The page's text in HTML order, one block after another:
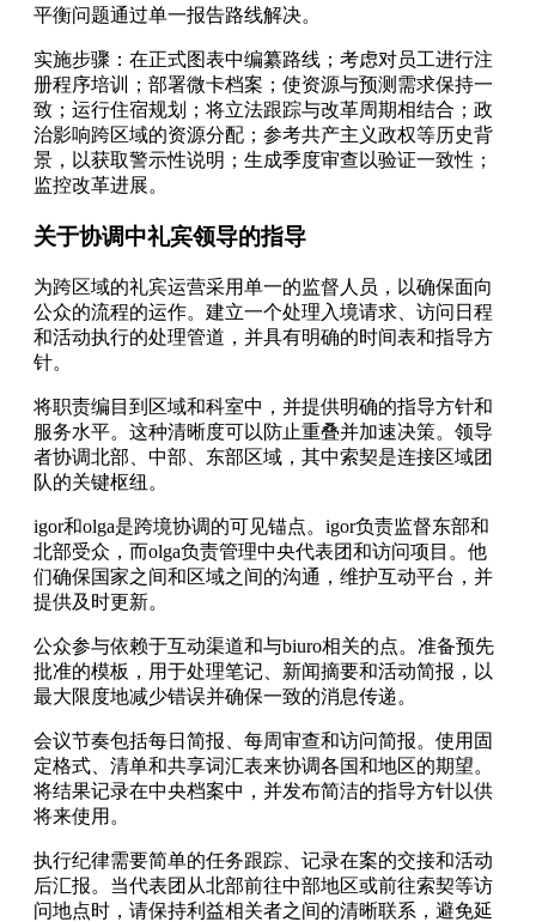
平衡问题通过单一报告路线解决。
实施步骤：在正式图表中编纂路线；考虑对员工进行注
册程序培训；部署微卡档案；使资源与预测需求保持一
致；运行住宿规划；将立法跟踪与改革周期相结合；政
治影响跨区域的资源分配；参考共产主义政权等历史背
景，以获取警示性说明；生成季度审查以验证一致性；
监控改革进展。
关于协调中礼宾领导的指导
为跨区域的礼宾运营采用单一的监督人员，以确保面向
公众的流程的运作。建立一个处理入境请求、访问日程
和活动执行的处理管道，并具有明确的时间表和指导方
针。
将职责编目到区域和科室中，并提供明确的指导方针和
服务水平。这种清晰度可以防止重叠并加速决策。领导
者协调北部、中部、东部区域，其中索契是连接区域团
队的关键枢纽。
igor和olga是跨境协调的可见锚点。igor负责监督东部和
北部受众，而olga负责管理中央代表团和访问项目。他
们确保国家之间和区域之间的沟通，维护互动平台，并
提供及时更新。
公众参与依赖于互动渠道和与biuro相关的点。准备预先
批准的模板，用于处理笔记、新闻摘要和活动简报，以
最大限度地减少错误并确保一致的消息传递。
会议节奏包括每日简报、每周审查和访问简报。使用固
定格式、清单和共享词汇表来协调各国和地区的期望。
将结果记录在中央档案中，并发布简洁的指导方针以供
将来使用。
执行纪律需要简单的任务跟踪、记录在案的交接和活动
后汇报。当代表团从北部前往中部地区或前往索契等访
问地点时，请保持利益相关者之间的清晰联系，避免延